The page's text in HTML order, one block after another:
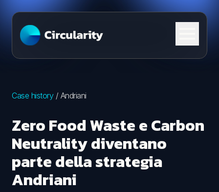
Skip to content
Case history / Andriani
Zero Food Waste e Carbon
Neutrality diventano
parte della strategia
Andriani